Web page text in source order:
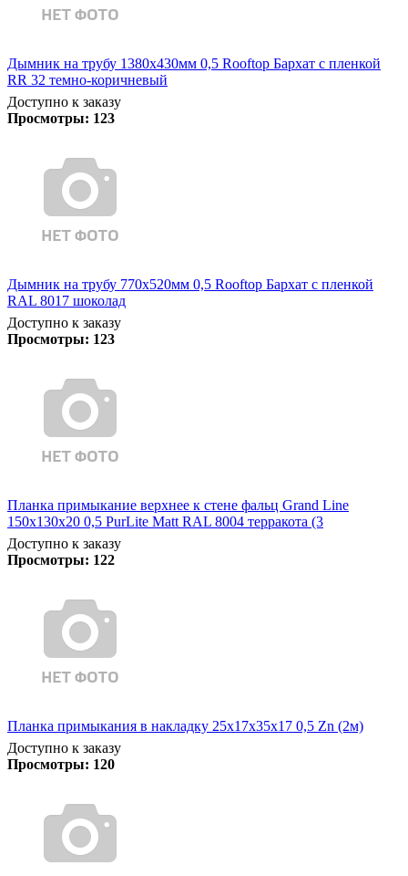
Дымник на трубу 1380х430мм 0,5 Rooftop Бархат с пленкой
RR 32 темно-коричневый
Доступно к заказу
Просмотры: 123
Дымник на трубу 770х520мм 0,5 Rooftop Бархат с пленкой
RAL 8017 шоколад
Доступно к заказу
Просмотры: 123
Планка примыкание верхнее к стене фальц Grand Line
150х130х20 0,5 PurLite Matt RAL 8004 терракота (3
Доступно к заказу
Просмотры: 122
Планка примыкания в накладку 25х17х35х17 0,5 Zn (2м)
Доступно к заказу
Просмотры: 120